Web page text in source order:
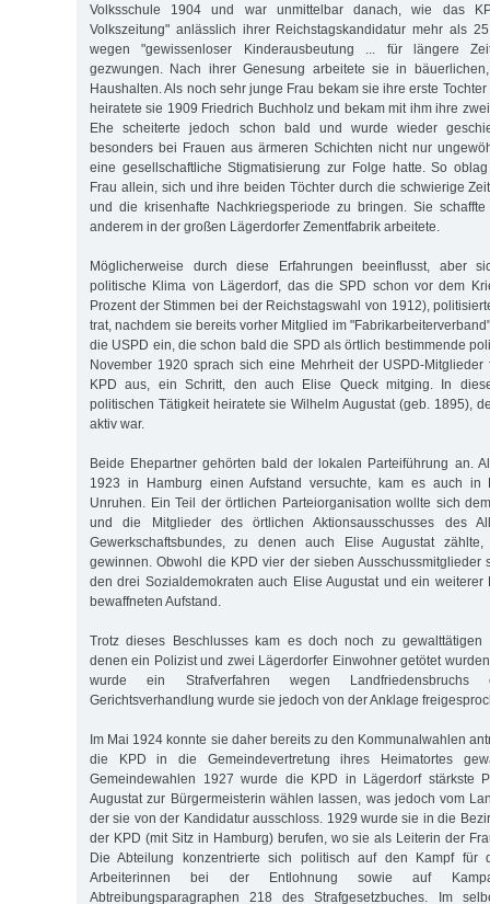
Volksschule 1904 und war unmittelbar danach, wie das
Volkszeitung" anlässlich ihrer Reichstagskandidatur mehr als
wegen "gewissenloser Kinderausbeutung ... für längere
gezwungen. Nach ihrer Genesung arbeitete sie in
Haushalten. Als noch sehr junge Frau bekam sie ihre erste
heiratete sie 1909 Friedrich Buchholz und bekam mit ihm ihre
Ehe scheiterte jedoch schon bald und wurde wieder
besonders bei Frauen aus ärmeren Schichten nicht nur
eine gesellschaftliche Stigmatisierung zur Folge hatte. So
Frau allein, sich und ihre beiden Töchter durch die schwierige
und die krisenhafte Nachkriegsperiode zu bringen. Sie
anderem in der großen Lägerdorfer Zementfabrik arbeitete.
Möglicherweise durch diese Erfahrungen beeinflusst, aber
politische Klima von Lägerdorf, das die SPD schon vor dem
Prozent der Stimmen bei der Reichstagswahl von 1912),
trat, nachdem sie bereits vorher Mitglied im
die USPD ein, die schon bald die SPD als örtlich bestimmende
November 1920 sprach sich eine Mehrheit der USPD-
KPD aus, ein Schritt, den auch Elise Queck mitging. In
politischen Tätigkeit heiratete sie Wilhelm Augustat (geb. 1895),
aktiv war.
Beide Ehepartner gehörten bald der lokalen Parteiführung an.
1923 in Hamburg einen Aufstand versuchte, kam es auch in
Unruhen. Ein Teil der örtlichen Parteiorganisation wollte sich
und die Mitglieder des örtlichen Aktionsausschusses des
Gewerkschaftsbundes, zu denen auch Elise Augustat
gewinnen. Obwohl die KPD vier der sieben Ausschussmitglieder
den drei Sozialdemokraten auch Elise Augustat und ein weiterer
bewaffneten Aufstand.
Trotz dieses Beschlusses kam es doch noch zu gewalttätigen
denen ein Polizist und zwei Lägerdorfer Einwohner getötet
wurde ein Strafverfahren wegen
Gerichtsverhandlung wurde sie jedoch von der Anklage
Im Mai 1924 konnte sie daher bereits zu den Kommunalwahlen
die KPD in die Gemeindevertretung ihres Heimatortes
Gemeindewahlen 1927 wurde die KPD in Lägerdorf stärkste
Augustat zur Bürgermeisterin wählen lassen, was jedoch vom
der sie von der Kandidatur ausschloss. 1929 wurde sie in die
der KPD (mit Sitz in Hamburg) berufen, wo sie als Leiterin der
Die Abteilung konzentrierte sich politisch auf den Kampf für
Arbeiterinnen bei der Entlohnung sowie auf
Abtreibungsparagraphen 218 des Strafgesetzbuches. Im